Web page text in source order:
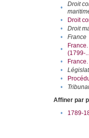
•
Droit
• Droit
•
Droit
•
France
•
(1799-
•
•
•
•
Affiner par
•
1789-